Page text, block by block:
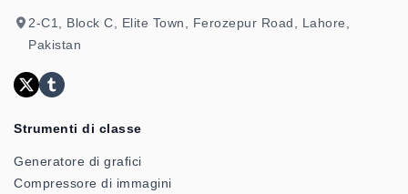
2-C1, Block C, Elite Town, Ferozepur Road, Lahore,
Pakistan
Strumenti di classe
Generatore di grafici
Compressore di immagini